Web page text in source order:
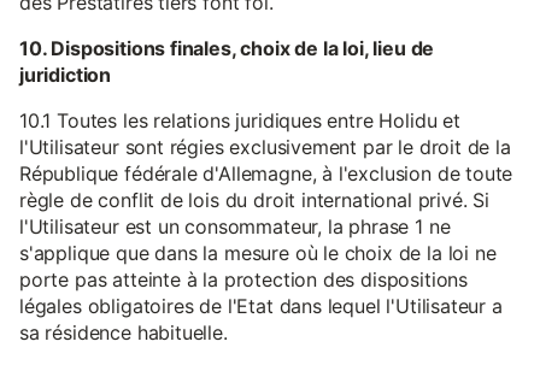
10. Dispositions finales, choix de la loi, lieu de
juridiction
10.1 Toutes les relations juridiques entre Holidu et
l'Utilisateur sont régies exclusivement par le droit de la
République fédérale d'Allemagne, à l'exclusion de toute
règle de conflit de lois du droit international privé. Si
l'Utilisateur est un consommateur, la phrase 1 ne
s'applique que dans la mesure où le choix de la loi ne
porte pas atteinte à la protection des dispositions
légales obligatoires de l'Etat dans lequel l'Utilisateur a
sa résidence habituelle.